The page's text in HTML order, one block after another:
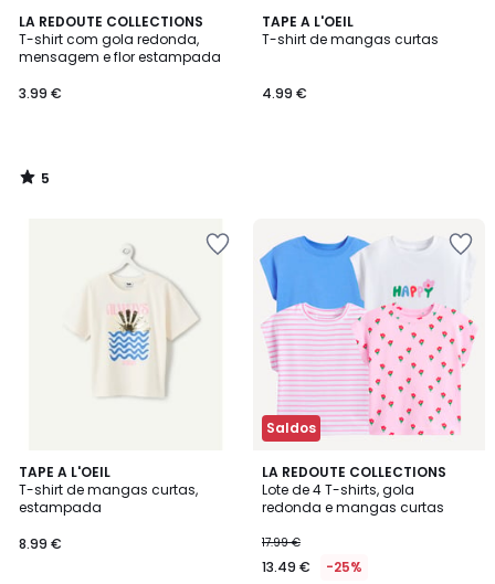
LA REDOUTE COLLECTIONS
T-shirt com gola redonda,
mensagem e flor estampada
3.99 €
5
/
5
5
/
TAPE A L'OEIL
T-shirt de mangas curtas
4.99 €
TAPE A L'OEIL
T-shirt de mangas curtas,
estampada
8.99 €
3
Cores
Saldos
LA REDOUTE COLLECTIONS
Lote de 4 T-shirts, gola
redonda e mangas curtas
17.99 €
13.49 € -25%